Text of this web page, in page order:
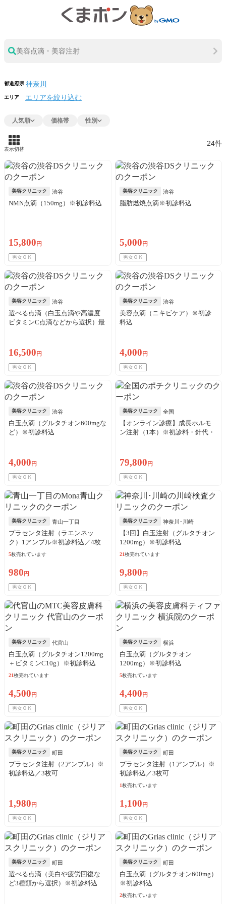
美容点滴・美容注射
都道府県
エリア エリアを絞り込む
人気順 価格帯 性別
表示切替
24件
美容クリニック 渋谷
NMN点滴（150mg）※初診料込
15,800 円
男女ＯＫ
美容クリニック 渋谷
脂肪燃焼点滴※初診料込
5,000 円
男女ＯＫ
美容クリニック 渋谷
選べる点滴（白玉点滴や高濃度
ビタミンC点滴などから選択）最
16,500 円
男女ＯＫ
美容クリニック 渋谷
美容点滴（ニキビケア）※初診
料込
4,000 円
男女ＯＫ
美容クリニック 渋谷
白玉点滴（グルタチオン600mgな
ど）※初診料込
4,000 円
男女ＯＫ
美容クリニック 全国
【オンライン診療】成長ホルモ
ン注射（1本）※初診料・針代・
79,800 円
男女ＯＫ
美容クリニック 青山一丁目
プラセンタ注射（ラエンネッ
ク）1アンプル※初診料込／4枚
可
5枚売れています
980 円
男女ＯＫ
美容クリニック 神奈川･川崎
【3回】白玉注射（グルタチオン
1200mg）※初診料込
21枚売れています
9,800 円
男女ＯＫ
美容クリニック 代官山
白玉点滴（グルタチオン1200mg
＋ビタミンC10g）※初診料込
21枚売れています
4,500 円
男女ＯＫ
美容クリニック 横浜
白玉点滴（グルタチオン
1200mg）※初診料込
5枚売れています
4,400 円
男女ＯＫ
美容クリニック 町田
プラセンタ注射（2アンプル）※
初診料込／3枚可
1,980 円
男女ＯＫ
美容クリニック 町田
プラセンタ注射（1アンプル）※
初診料込／3枚可
1枚売れています
1,100 円
男女ＯＫ
美容クリニック 町田
選べる点滴（美白や疲労回復な
ど3種類から選択）※初診料込
美容クリニック 町田
白玉点滴（グルタチオン600mg）
※初診料込
2枚売れています